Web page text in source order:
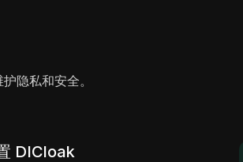
隐私和安全。
DICloak